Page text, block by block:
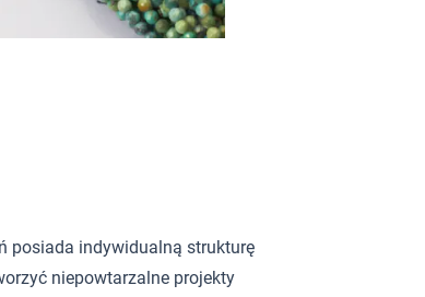
posiada indywidualną strukturę
niepowtarzalne projekty